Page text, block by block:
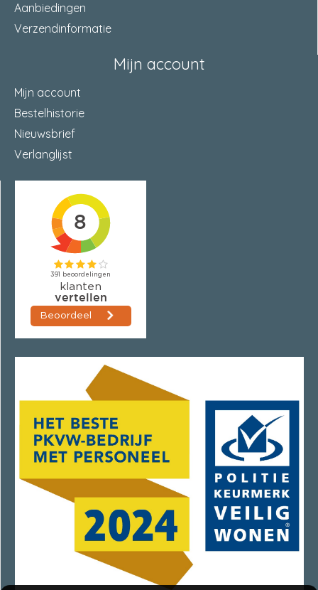
Aanbiedingen
Verzendinformatie
Mijn account
Mijn account
Bestelhistorie
Nieuwsbrief
Verlanglijst